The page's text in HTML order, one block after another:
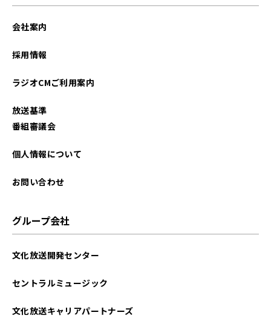
2025年07月
2025年04月
会社案内
採用情報
ラジオCMご利用案内
放送基準
番組審議会
個人情報について
お問い合わせ
グループ会社
文化放送開発センター
セントラルミュージック
文化放送キャリアパートナーズ